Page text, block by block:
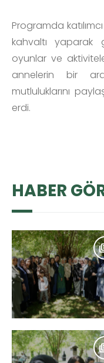
Programda
kahvaltı yaparak
oyunlar ve
annelerin bir
mutluluklarını
erdi.
HABER